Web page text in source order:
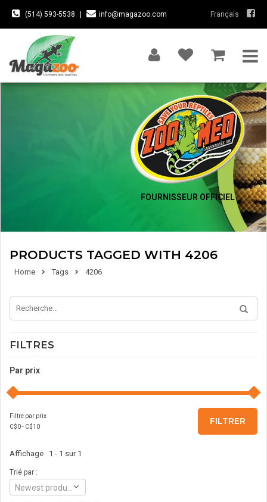
(514) 593-5538 info@magazoo.com Français
FOURNISSEUR OFFICIEL
PRODUCTS TAGGED WITH 4206
Home Tags 4206
FILTRES
Par prix
Filtre par prix
C$0- C$10
FILTRER
Affichage 1 - 1 sur 1
Trié par :